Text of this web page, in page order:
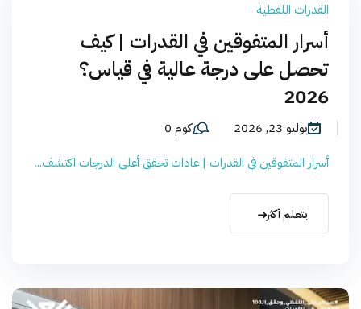
القدرات اللفظية
أسرار المتفوقين في القدرات | كيف
تحصل على درجة عالية في قياس؟
2026
يوليو 23, 2026
كوم 0
أسرار المتفوقين في القدرات | عادات تحقق أعلى الدرجات اكتشف...
يتعلم أكثر